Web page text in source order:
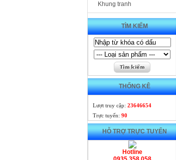
Khung tranh
TÌM KIẾM
THỐNG KÊ
Lượt truy cập: 23646654
Trực tuyến: 90
HỖ TRỢ TRỰC TUYẾN
Hotline